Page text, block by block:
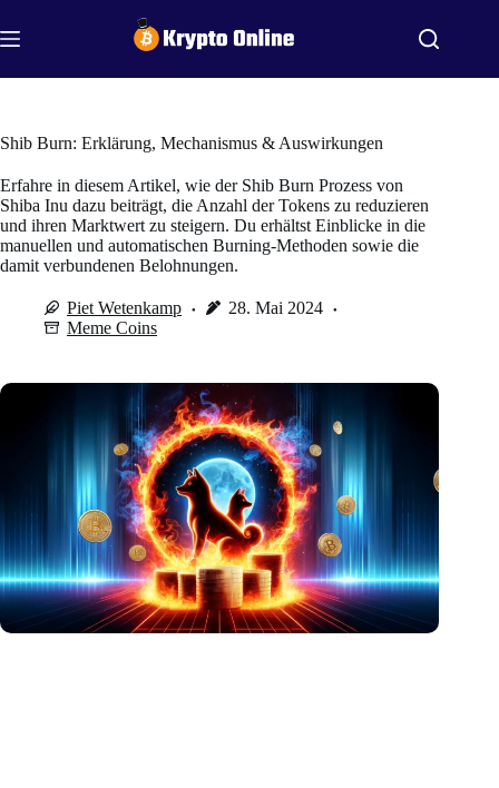
Inhalt
springen
Shib Burn: Erklärung, Mechanismus & Auswirkungen
Erfahre in diesem Artikel, wie der Shib Burn Prozess von
Shiba Inu dazu beiträgt, die Anzahl der Tokens zu reduzieren
und ihren Marktwert zu steigern. Du erhältst Einblicke in die
manuellen und automatischen Burning-Methoden sowie die
damit verbundenen Belohnungen.
Piet Wetenkamp
28. Mai 2024
Meme Coins